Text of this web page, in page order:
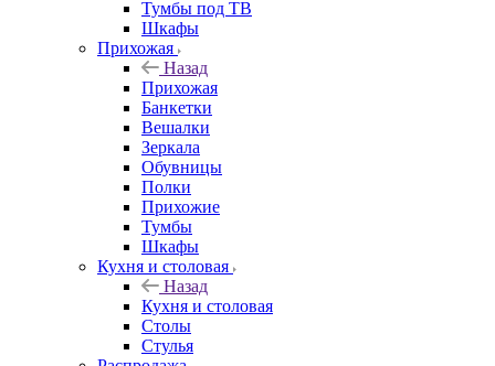
Тумбы под ТВ
Шкафы
Прихожая
Назад
Прихожая
Банкетки
Вешалки
Зеркала
Обувницы
Полки
Прихожие
Тумбы
Шкафы
Кухня и столовая
Назад
Кухня и столовая
Столы
Стулья